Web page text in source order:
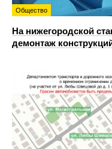
Общество
На нижегородской
демонтаж